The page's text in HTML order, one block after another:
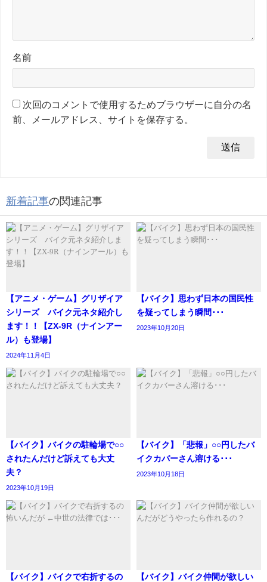
名前
次回のコメントで使用するためブラウザーに自分の名
前、メールアドレス、サイトを保存する。
新着記事の関連記事
【アニメ・ゲーム】グリザイア
シリーズ バイク元ネタ紹介し
ます！！【ZX-9R（ナインアー
ル）も登場】
2024年11月4日
【バイク】思わず日本の国民性
を疑ってしまう瞬間･･･
2023年10月20日
【バイク】バイクの駐輪場で○○
されたんだけど訴えても大丈
夫？
2023年10月19日
【バイク】「悲報」○○円したバ
イクカバーさん溶ける･･･
2023年10月18日
【バイク】バイクで右折するの
【バイク】バイク仲間が欲しい